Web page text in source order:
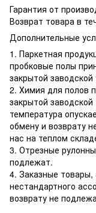
Гарантия от
Возврат товара в
Дополнительные
1. Паркетная
пробковые полы
закрытой заводской
2. Химия для полов
закрытой
температура
обмену и возврату
нас на теплом
3. Отрезные
подлежат.
4. Заказные
нестандартного
возврату не